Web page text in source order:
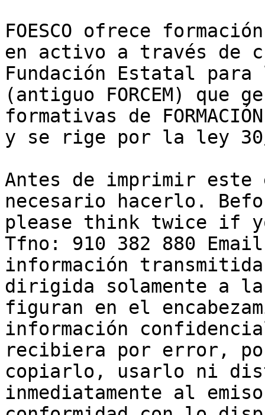
FOESCO ofrece
en activo a través de
Fundación Estatal para
(antiguo FORCEM) que
formativas de
y se rige por la ley 30/
Antes de imprimir
necesario hacerlo.
please think twice if
Tfno: 910 382 880
información
dirigida solamente a
figuran en el
información
recibiera por error,
copiarlo, usarlo ni
inmediatamente al